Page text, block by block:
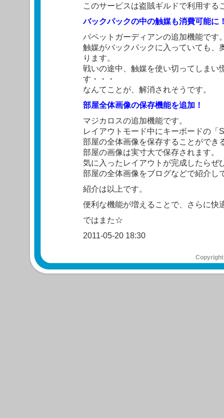
このサービスは盗賊ギルドで利用する
バックパックの中の触媒も消費可能に
パペットガーディアンの追加機能です
触媒がバックパックに入っていても、
ります。
戦いの途中、触媒を使い切ってしまい
す・・・
なんてことが、解消されそうです。
部屋全体画像の保存機能を追加！
マジカロスの追加機能です。
レイアウトモード中にキーボードの「
部屋の全体画像を保存することができ
部屋の画像は実寸大で保存されます。
気に入ったレイアウトが完成したらぜ
部屋の全体画像をブログなどで紹介し
紹介は以上です。
便利な機能が増えることで、さらに快
ではまた☆
2011-05-20 18:30